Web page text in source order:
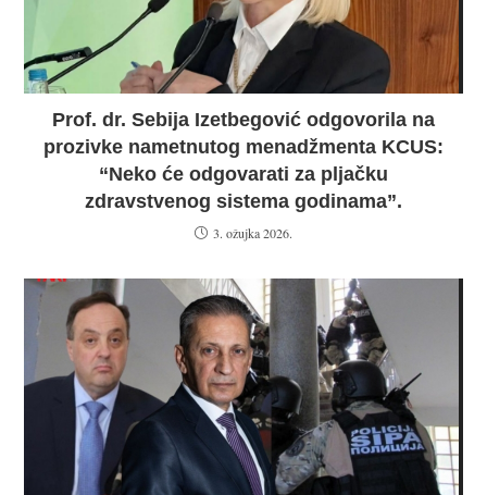
Prof. dr. Sebija Izetbegović odgovorila na
prozivke nametnutog menadžmenta KCUS:
“Neko će odgovarati za pljačku
zdravstvenog sistema godinama”.
3. ožujka 2026.